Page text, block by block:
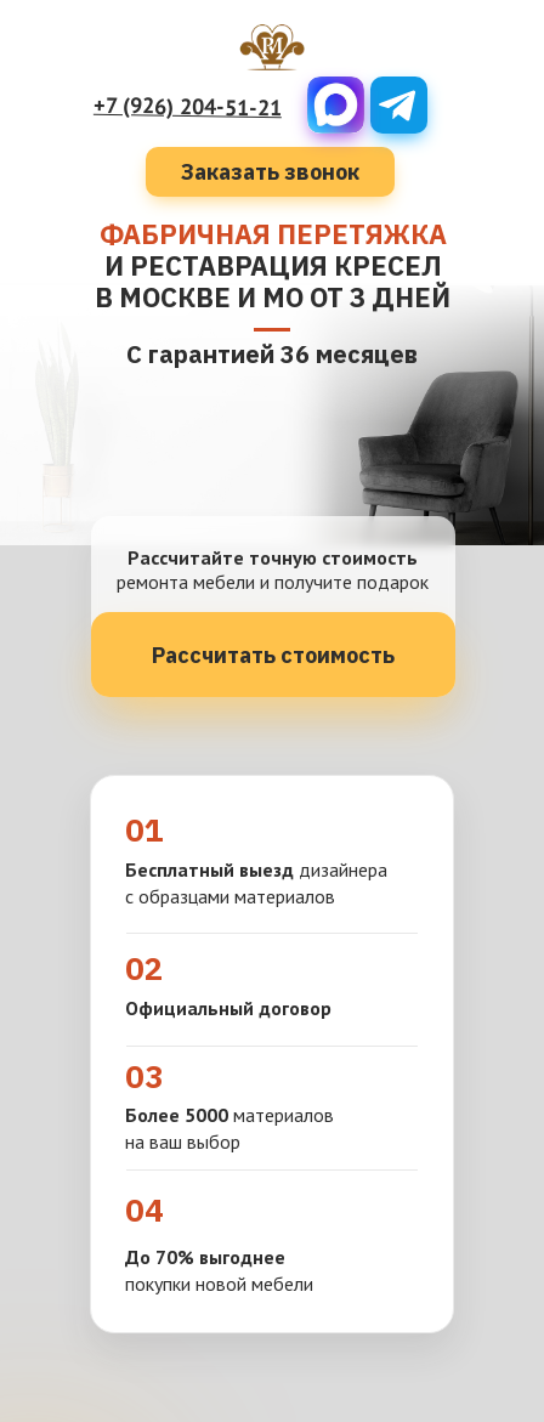
ФАБРИЧНАЯ ПЕРЕТЯЖКА
И РЕСТАВРАЦИЯ КРЕСЕЛ
В МОСКВЕ И МО ОТ 3 ДНЕЙ
Бесплатный выезд дизайнера
с образцами материалов
Официальный договор
Более 5000 материалов
на ваш выбор
До 70% выгоднее
покупки новой мебели
С гарантией 36 месяцев
01
02
03
04
Рассчитать стоимость
Рассчитайте точную стоимость
ремонта мебели и получите подарок
+7 (926) 204-51-21
Заказать звонок